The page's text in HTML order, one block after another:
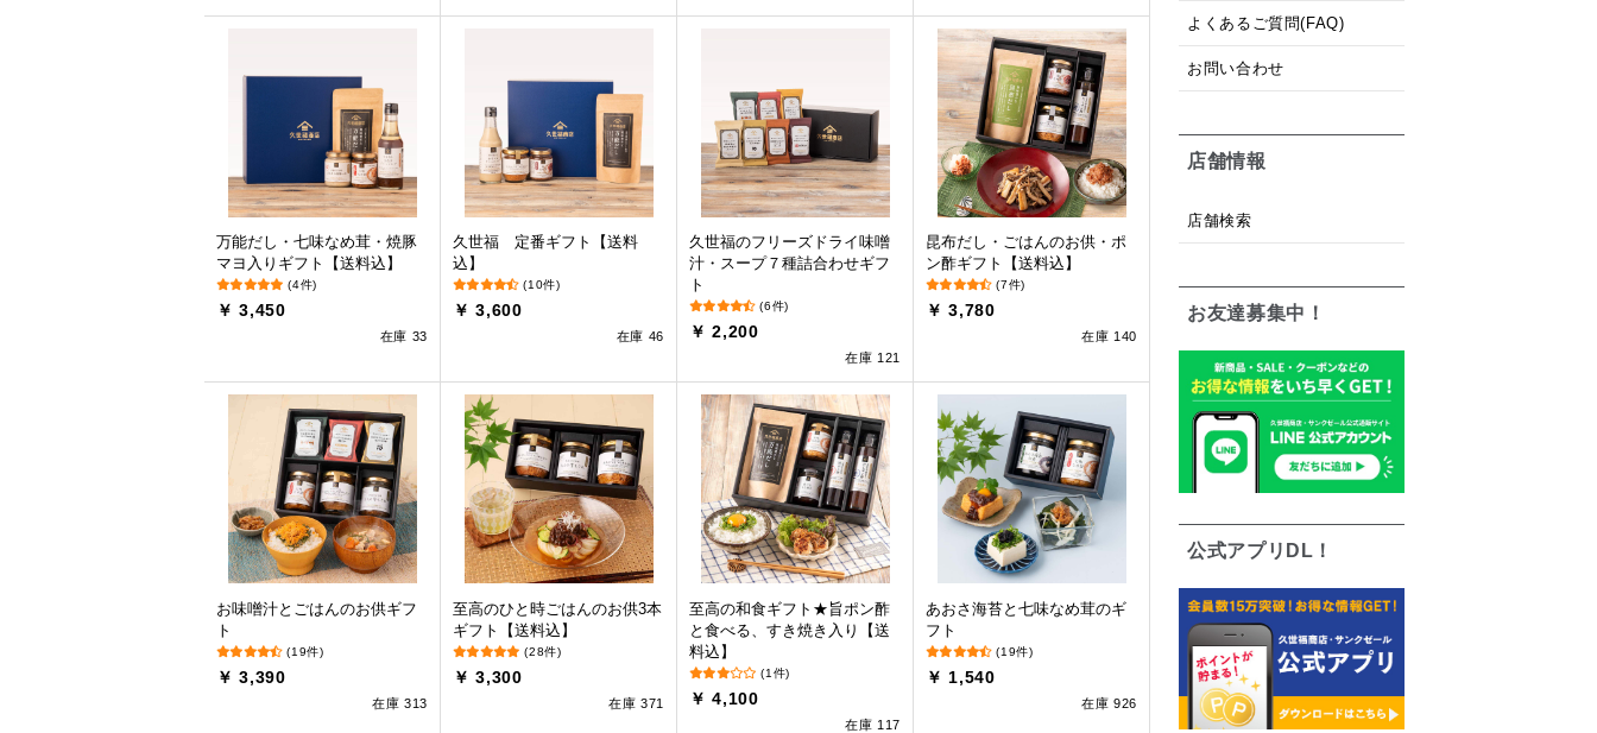
万能だし・七味なめ茸・焼豚
マヨ入りギフト【送料込】
(4件)
￥ 3,450
在庫 33
久世福 定番ギフト【送料
込】
(10件)
￥ 3,600
在庫 46
久世福のフリーズドライ味噌
汁・スープ７種詰合わせギフ
ト
(6件)
￥ 2,200
在庫 121
昆布だし・ごはんのお供・ポ
ン酢ギフト【送料込】
(7件)
￥ 3,780
在庫 140
お味噌汁とごはんのお供ギフ
ト
(19件)
￥ 3,390
在庫 313
至高のひと時ごはんのお供3本
ギフト【送料込】
(28件)
￥ 3,300
在庫 371
至高の和食ギフト★旨ポン酢
と食べる、すき焼き入り【送
料込】
(1件)
￥ 4,100
在庫 117
あおさ海苔と七味なめ茸のギ
フト
(19件)
￥ 1,540
在庫 926
よくあるご質問(FAQ)
お問い合わせ
店舗情報
店舗検索
お友達募集中！
公式アプリDL！